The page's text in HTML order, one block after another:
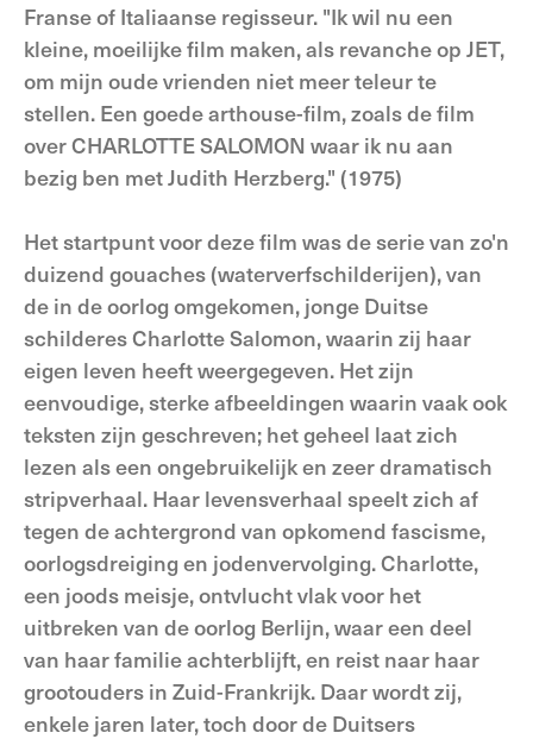
Franse of Italiaanse regisseur. "Ik wil nu een
kleine, moeilijke film maken, als revanche op JET,
om mijn oude vrienden niet meer teleur te
stellen. Een goede arthouse-film, zoals de film
over CHARLOTTE SALOMON waar ik nu aan
bezig ben met Judith Herzberg." (1975)
Het startpunt voor deze film was de serie van zo'n
duizend gouaches (waterverfschilderijen), van
de in de oorlog omgekomen, jonge Duitse
schilderes Charlotte Salomon, waarin zij haar
eigen leven heeft weergegeven. Het zijn
eenvoudige, sterke afbeeldingen waarin vaak ook
teksten zijn geschreven; het geheel laat zich
lezen als een ongebruikelijk en zeer dramatisch
stripverhaal. Haar levensverhaal speelt zich af
tegen de achtergrond van opkomend fascisme,
oorlogsdreiging en jodenvervolging. Charlotte,
een joods meisje, ontvlucht vlak voor het
uitbreken van de oorlog Berlijn, waar een deel
van haar familie achterblijft, en reist naar haar
grootouders in Zuid-Frankrijk. Daar wordt zij,
enkele jaren later, toch door de Duitsers